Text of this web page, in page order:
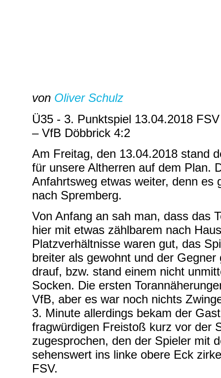
von Oliver Schulz
Ü35 - 3. Punktspiel 13.04.2018
– VfB Döbbrick 4:2
Am Freitag, den 13.04.2018 stand
für unsere Altherren auf dem Plan.
Anfahrtsweg etwas weiter, denn es
nach Spremberg.
Von Anfang an sah man, dass das
hier mit etwas zählbarem nach
Platzverhältnisse waren gut, das
breiter als gewohnt und der Gegner
drauf, bzw. stand einem nicht
Socken. Die ersten
VfB, aber es war noch nichts
3. Minute allerdings bekam der
fragwürdigen Freistoß kurz vor der
zugesprochen, den der Spieler mit
sehenswert ins linke obere Eck
FSV.